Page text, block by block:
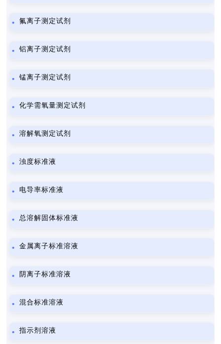
氟离子测定试剂
铝离子测定试剂
锰离子测定试剂
化学需氧量测定试剂
溶解氧测定试剂
浊度标准液
电导率标准液
总溶解固体标准液
金属离子标准溶液
阴离子标准溶液
混合标准溶液
指示剂溶液